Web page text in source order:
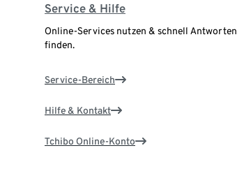
Service & Hilfe
Online-Services nutzen & schnell Antworten
finden.
Service-Bereich
Hilfe & Kontakt
Tchibo Online-Konto